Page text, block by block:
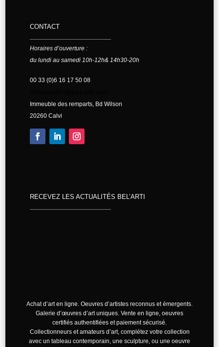
CONTACT
Horaires d’ouverture :
du lundi au samedi 10h-12h& 14h30-20h
00 33 (0)6 16 17 50 08
Immeuble des remparts, Bd Wilson
20260 Calvi
RECEVEZ LES ACTUALITÉS BEL’ARTI
Achat d’art en ligne. Oeuvres d’artistes reconnus et émergents.
Galerie d’œuvres d’art uniques. Vente en ligne, oeuvres
certifiés authentifiées et paiement sécurisé.
Collectionneurs et amateurs d’art, complétez votre collection
avec un tableau contemporain, une sculpture, ou une oeuvre